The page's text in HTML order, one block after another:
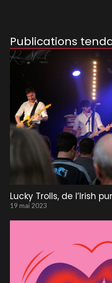
Publications
Lucky Trolls, de l’Irish
19 mai 2023